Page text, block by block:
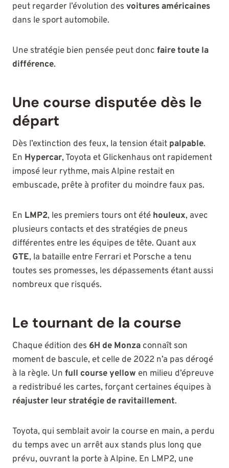
peut regarder l’évolution des voitures américaines
dans le sport automobile.
Une stratégie bien pensée peut donc faire toute la
différence.
Une course disputée dès le
départ
Dès l’extinction des feux, la tension était palpable.
En Hypercar, Toyota et Glickenhaus ont rapidement
imposé leur rythme, mais Alpine restait en
embuscade, prête à profiter du moindre faux pas.
En LMP2, les premiers tours ont été houleux, avec
plusieurs contacts et des stratégies de pneus
différentes entre les équipes de tête. Quant aux
GTE, la bataille entre Ferrari et Porsche a tenu
toutes ses promesses, les dépassements étant aussi
nombreux que risqués.
Le tournant de la course
Chaque édition des 6H de Monza connaît son
moment de bascule, et celle de 2022 n’a pas dérogé
à la règle. Un full course yellow en milieu d’épreuve
a redistribué les cartes, forçant certaines équipes à
réajuster leur stratégie de ravitaillement.
Toyota, qui semblait avoir la course en main, a perdu
du temps avec un arrêt aux stands plus long que
prévu, ouvrant la porte à Alpine. En LMP2, une